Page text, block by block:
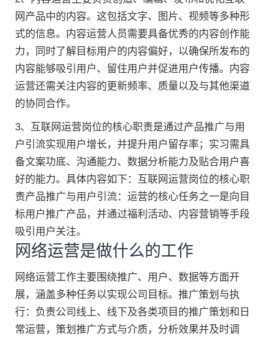
网产品中的内容。这包括文字、图片、视频等多种形
式的信息。内容运营人员需要具备优秀的内容创作能
力，同时了解目标用户的内容偏好，以确保所发布的
内容能够吸引用户、留住用户并促进用户传播。内容
运营还需关注内容的更新频率、质量以及与其他渠道
的协同合作。
3、互联网运营岗位的核心职责是通过产品推广与用
户引流实现用户增长，并提升用户留存率；实习需具
备文案功底、沟通能力、数据分析能力及贴合用户喜
好的能力。具体内容如下：互联网运营岗位的核心职
责产品推广与用户引流：运营的核心任务之一是向目
标用户推广产品，并通过福利活动、内容营销等手段
吸引用户关注。
网络运营是做什么的工作
网络运营工作主要围绕推广、用户、数据等方面开
展，涵盖多种任务以实现公司目标。推广策划与执
行：负责公司线上、线下及各类项目的推广策划和日
常运营，策划推广方式与介质，分析效果并及时调